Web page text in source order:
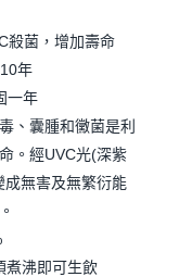
殺菌，增加壽命
年
一年
、囊腫和黴菌是利
。經UVC光(深紫
成無害及無繁衍能
煮沸即可生飲